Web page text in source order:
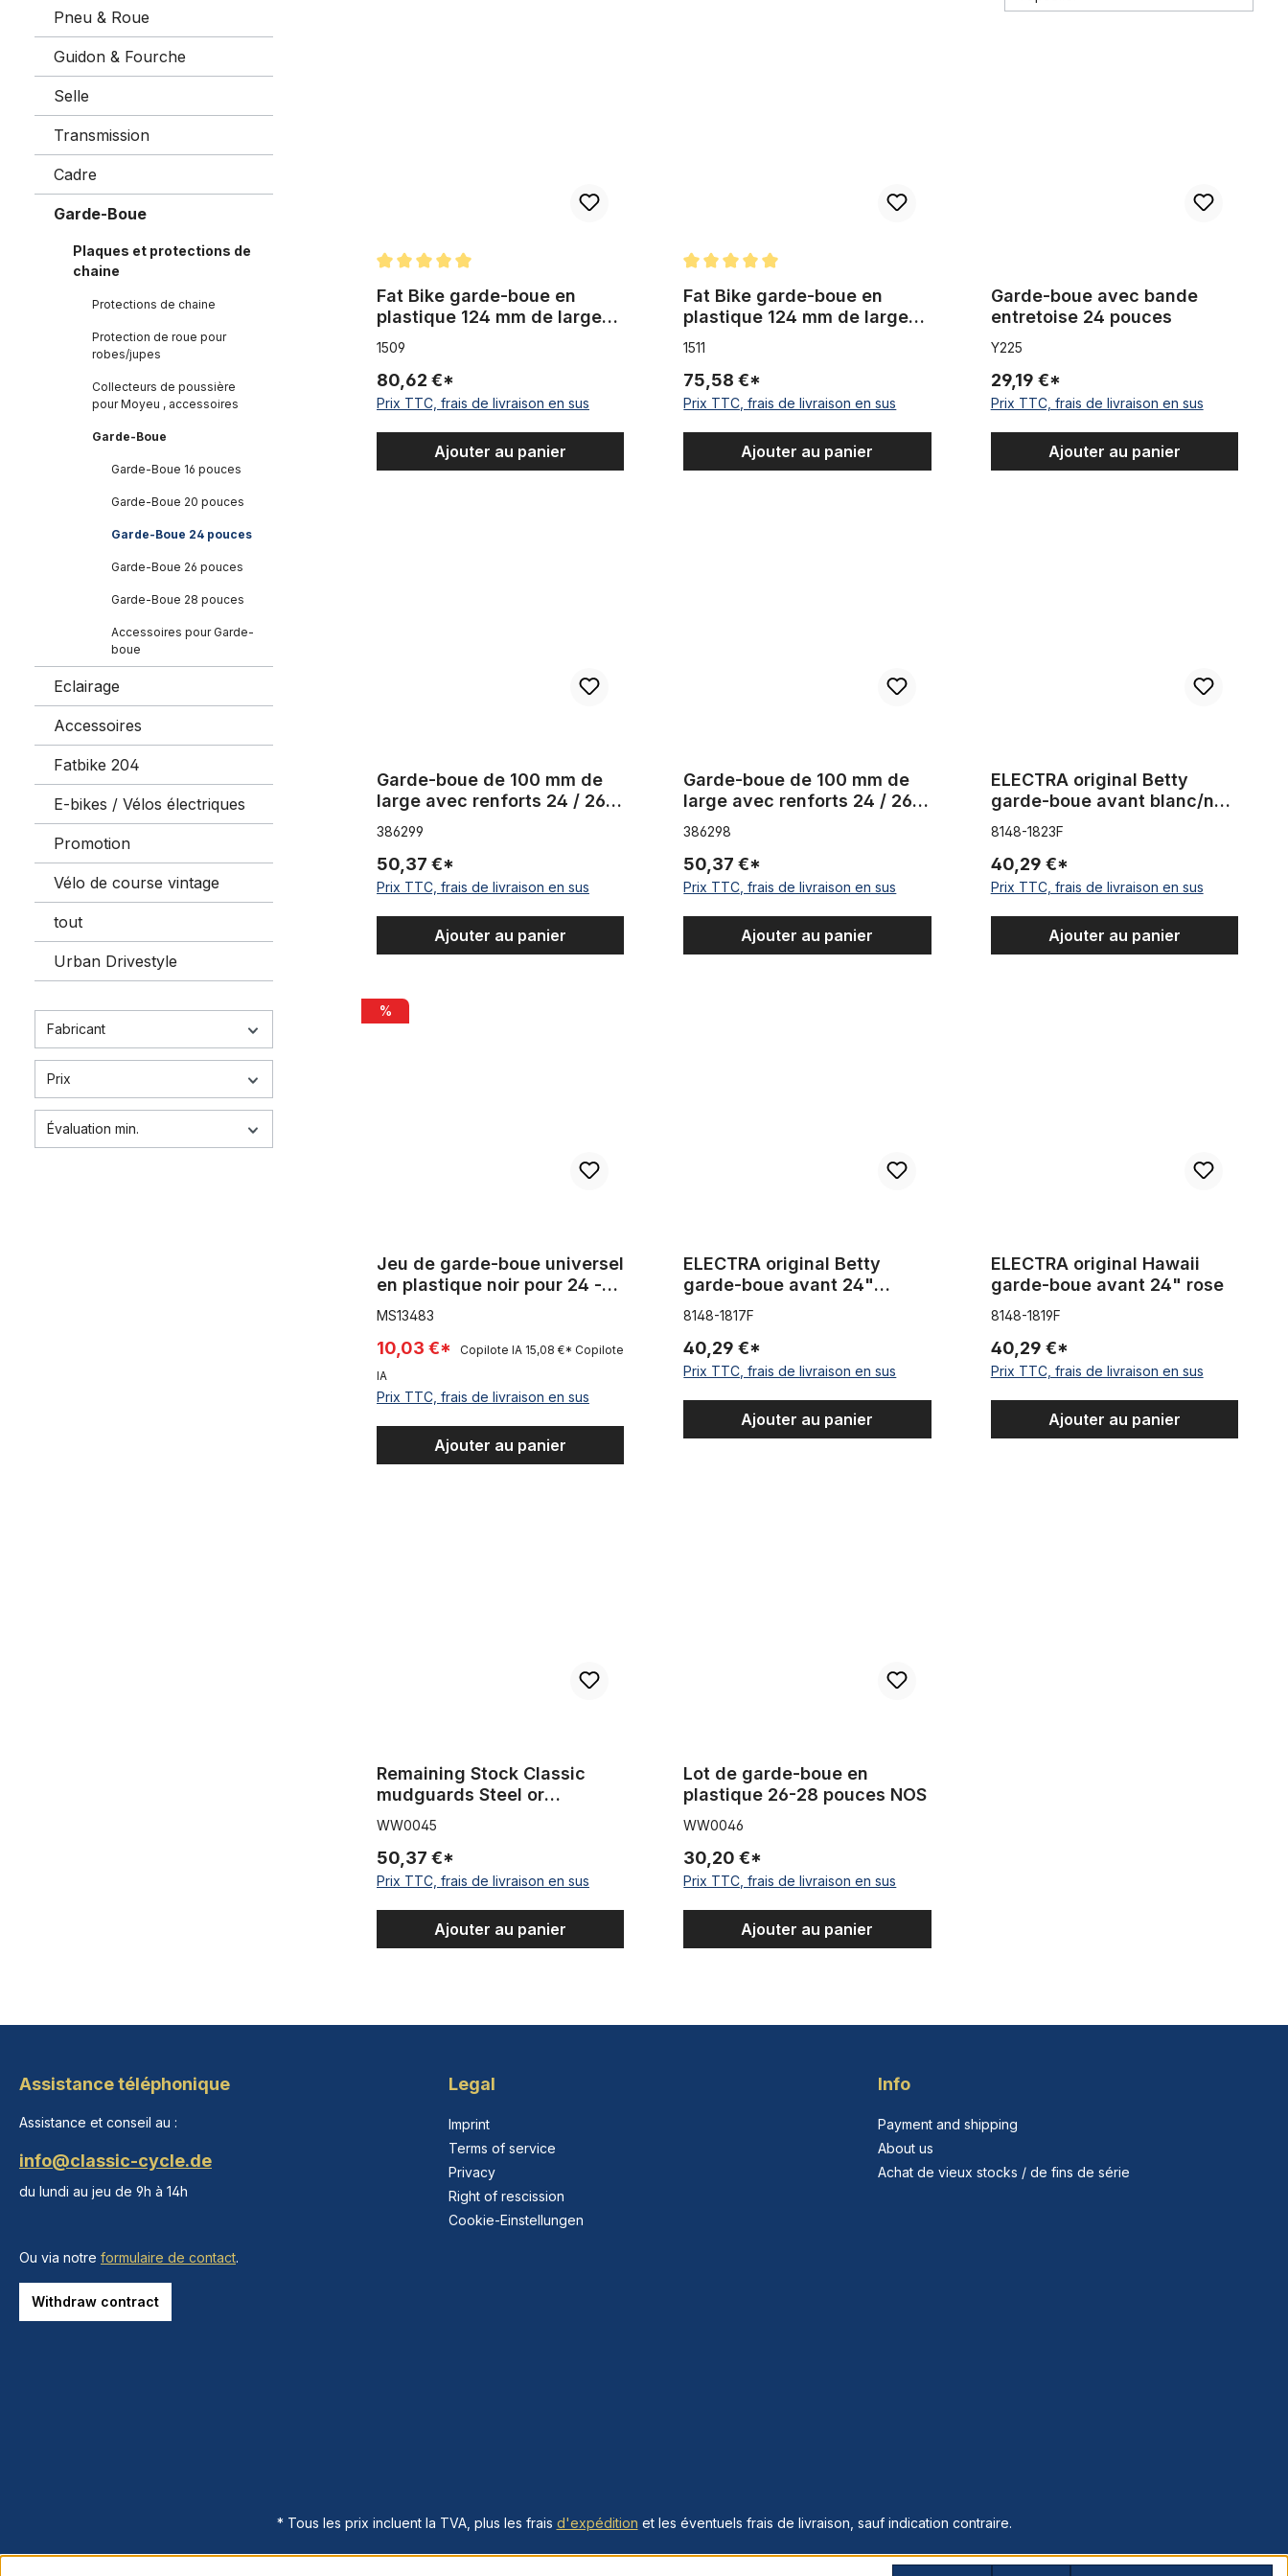
Pneu & Roue
Guidon & Fourche
Selle
Transmission
Cadre
Garde-Boue
Plaques et protections de
chaine
Protections de chaine
Protection de roue pour
robes/jupes
Collecteurs de poussière
pour Moyeu , accessoires
Garde-Boue
Garde-Boue 16 pouces
Garde-Boue 20 pouces
Garde-Boue 24 pouces
Garde-Boue 26 pouces
Garde-Boue 28 pouces
Accessoires pour Garde-
boue
Eclairage
Accessoires
Fatbike 204
E-bikes / Vélos électriques
Promotion
Vélo de course vintage
tout
Urban Drivestyle
Fabricant
Prix
Évaluation min.
Fat Bike garde-boue en
plastique 124 mm de largeur
avec entretoises 26 x 4 - 4.8
pouces, noir mat
1509
80,62 €*
Prix TTC, frais de livraison en sus
Ajouter au panier
Fat Bike garde-boue en
plastique 124 mm de largeur
avec entretoises 26 x 4 - 4.8
pouces, noir
1511
75,58 €*
Prix TTC, frais de livraison en sus
Ajouter au panier
Garde-boue avec bande
entretoise 24 pouces
Y225
29,19 €*
Prix TTC, frais de livraison en sus
Ajouter au panier
Garde-boue de 100 mm de
large avec renforts 24 / 26
pouces noir
386299
50,37 €*
Prix TTC, frais de livraison en sus
Ajouter au panier
Garde-boue de 100 mm de
large avec renforts 24 / 26
pouces, chromé
386298
50,37 €*
Prix TTC, frais de livraison en sus
Ajouter au panier
ELECTRA original Betty
garde-boue avant blanc/noir
mat
8148-1823F
40,29 €*
Prix TTC, frais de livraison en sus
Ajouter au panier
Jeu de garde-boue universel en plastique noir pour 24 - 29 pouces
%
Jeu de garde-boue universel
en plastique noir pour 24 -
29 pouces
MS13483
10,03 €* Copilote IA 15,08 €* Copilote
IA
Prix TTC, frais de livraison en sus
Ajouter au panier
ELECTRA original Betty
garde-boue avant 24"
blanc/gris
8148-1817F
40,29 €*
Prix TTC, frais de livraison en sus
Ajouter au panier
ELECTRA original Hawaii
garde-boue avant 24" rose
8148-1819F
40,29 €*
Prix TTC, frais de livraison en sus
Ajouter au panier
Remaining Stock Classic
mudguards Steel or
aluminum or stainless steel
NOS - New Old Stock
WW0045
50,37 €*
Prix TTC, frais de livraison en sus
Ajouter au panier
Lot de garde-boue en
plastique 26-28 pouces NOS
WW0046
30,20 €*
Prix TTC, frais de livraison en sus
Ajouter au panier
Assistance téléphonique
Assistance et conseil au :
info@classic-cycle.de
du lundi au jeu de 9h à 14h
Ou via notre formulaire de contact.
Withdraw contract
Legal
Imprint
Terms of service
Privacy
Right of rescission
Cookie-Einstellungen
Info
Payment and shipping
About us
Achat de vieux stocks / de fins de série
* Tous les prix incluent la TVA, plus les frais d'expédition et les éventuels frais de livraison, sauf indication contraire.